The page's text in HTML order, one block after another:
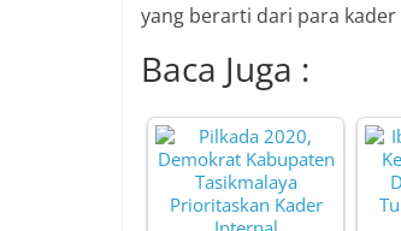
yang berarti dari para kader
Baca Juga :